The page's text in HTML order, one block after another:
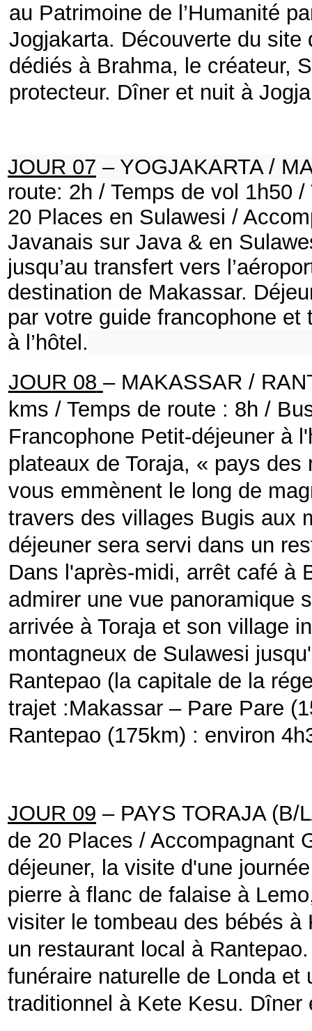
au Patrimoine de l’Humanité
Jogjakarta. Découverte du
dédiés à Brahma, le créateur,
protecteur. Dîner et nuit à
JOUR 07 – YOGJAKARTA /
route: 2h / Temps de vol 1h50
20 Places en Sulawesi /
Javanais sur Java & en
jusqu’au transfert vers
destination de Makassar.
par votre guide francophone
à l’hôtel.
JOUR 08 – MAKASSAR /
kms / Temps de route : 8h /
Francophone Petit-déjeuner à
plateaux de Toraja, « pays
vous emmènent le long de
travers des villages Bugis aux
déjeuner sera servi dans un
Dans l'après-midi, arrêt café à
admirer une vue panoramique
arrivée à Toraja et son village
montagneux de Sulawesi
Rantepao (la capitale de la
trajet :Makassar – Pare Pare
Rantepao (175km) : environ
JOUR 09 – PAYS TORAJA (B/
de 20 Places / Accompagnant
déjeuner, la visite d'une
pierre à flanc de falaise à
visiter le tombeau des bébés
un restaurant local à
funéraire naturelle de Londa
traditionnel à Kete Kesu. Dîner